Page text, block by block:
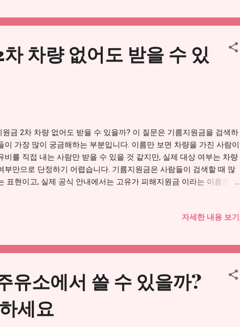
. 주유지원금 대상·신청방법 확인하기 → 목차 1. 주유지원금 공식 명칭
인하기 2. 주유지원금 대상과 지급금액 3. 주유지원금 신청방법 3단계
처와 사용지역 확인 5. 지급일과 사용기한 6. 신청 안 될 때 확인할 것 7.
는 질문 1. 주유지원금 공식 명칭부터 확인하기 많은 분들이 검색창에
지원금 이라고 입력합니다. 하지만 실제 정부 안내에서 쓰는 명칭은 고
상 기준과 사용처를 함께 봐야 합니다. 특히 2차 신청은 소득 하위 70%
중심으로 진행되기 때문에 건강보험...
차량 없어도 받을 수 있
원금 2차 차량 없어도 받을 수 있을까? 이 질문은 기름지원금을 검색하
이 가장 많이 궁금해하는 부분입니다. 이름만 보면 차량을 가진 사람이
비를 직접 내는 사람만 받을 수 있을 것 같지만, 실제 대상 여부는 차량
부만으로 단정하기 어렵습니다. 기름지원금은 사람들이 검색할 때 많
표현이고, 실제 공식 안내에서는 고유가 피해지원금 이라는 이름으로
력을 먼저 확인해야 합니다. 기름지원금 2차 대상조회 자세히 보기 →
은 분들이 “차가 있어야 받을 수 있는 돈”이라고 생각합니다. 하지만 고
해지원금은 단순히 주유비만 보전하는 개념으로만 이해하면 안 됩니
유가는 휘발유와 경유 가격뿐 아니라 물류비, 장바구니 물가, 교통비, 생
반에 영향을 줍니다. 따라서 차량이 없다고 해서 처음부터 대상이 아니
정하는 것은 위험합니다. 실제 대상 여부는 공식 안내에 따라 조회해야
강보험료와 가구 기준 등 행정자료를 바탕으로 판단될 수 있습니다.
차량이 있다고 해서 무조건 받을 수 있는 것도 아닙니다. 차량 보유 여
자세한 내용 보기
유소에서 쓸 수 있을까?
세요